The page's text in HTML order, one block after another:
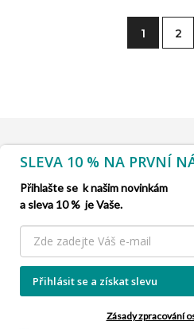
1 2
INFORMACE
SLUŽBA ZÁKAZNÍKŮM
NAŠE NABÍDKY
INFORMACE O FIRMĚ
SLEVA 10 % NA PRVNÍ
Přihlašte se k našim novinkám
a sleva 10 % je Vaše.
Přihlásit se a získat slevu
Zásady zpracování